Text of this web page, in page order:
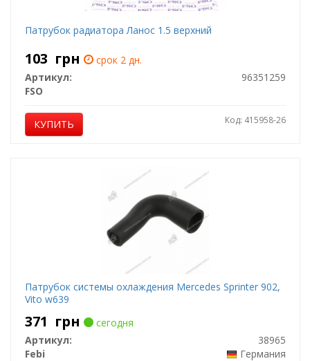
Патрубок радиатора Ланос 1.5 верхний
103 грн
срок 2 дн.
Артикул:
96351259
FSO
КУПИТЬ Код: 415958-26
Патрубок системы охлаждения Mercedes Sprinter 902,
Vito w639
371 грн
сегодня
Артикул:
38965
Febi
Германия